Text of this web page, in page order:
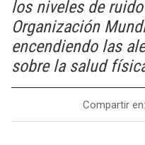
los niveles de
Organización
encendiendo las
sobre la salud
Compartir en: